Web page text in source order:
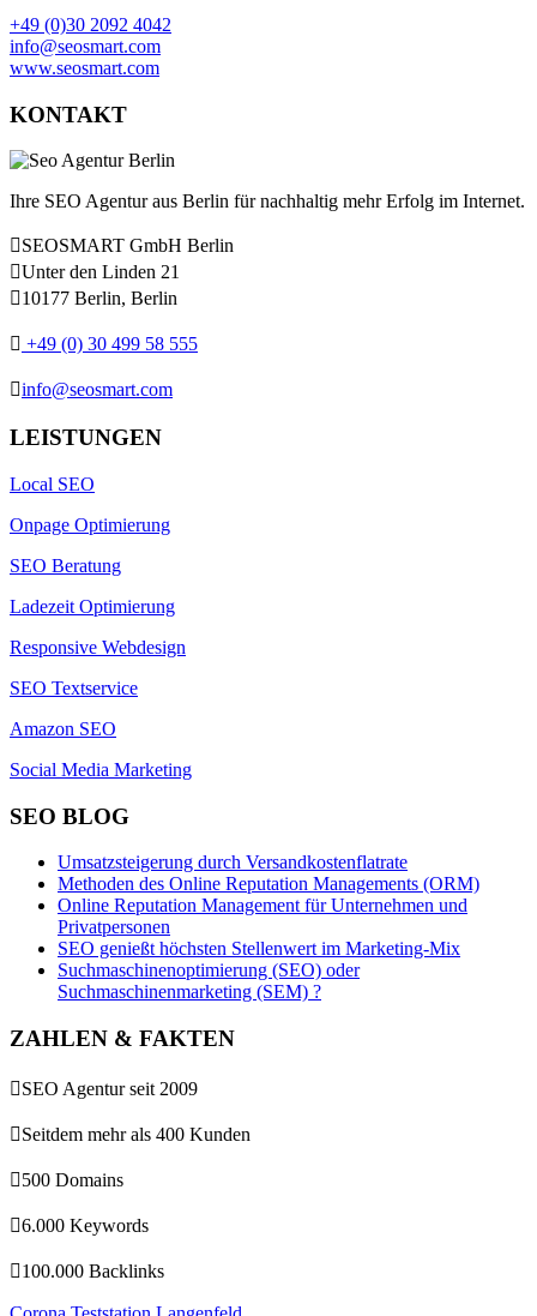
+49 (0)30 2092 4042
info@seosmart.com
www.seosmart.com
KONTAKT
Ihre SEO Agentur aus Berlin für nachhaltig mehr Erfolg im Internet.
SEOSMART GmbH Berlin
Unter den Linden 21
10177 Berlin, Berlin
 +49 (0) 30 499 58 555
info@seosmart.com
LEISTUNGEN
Local SEO
Onpage Optimierung
SEO Beratung
Ladezeit Optimierung
Responsive Webdesign
SEO Textservice
Amazon SEO
Social Media Marketing
SEO BLOG
Umsatzsteigerung durch Versandkostenflatrate
Methoden des Online Reputation Managements (ORM)
Online Reputation Management für Unternehmen und
Privatpersonen
SEO genießt höchsten Stellenwert im Marketing-Mix
Suchmaschinenoptimierung (SEO) oder
Suchmaschinenmarketing (SEM) ?
ZAHLEN & FAKTEN
SEO Agentur seit 2009
Seitdem mehr als 400 Kunden
500 Domains
6.000 Keywords
100.000 Backlinks